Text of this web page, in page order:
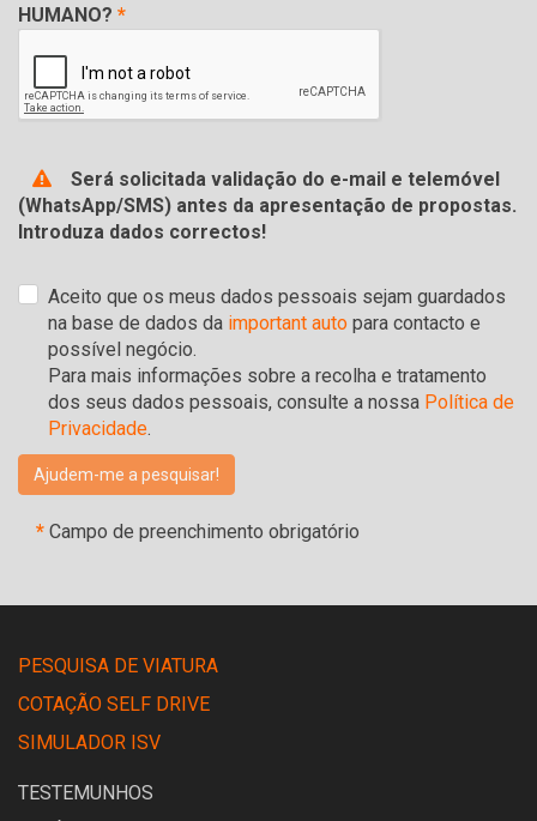
HUMANO? *
Será solicitada validação do e-mail e telemóvel
(WhatsApp/SMS) antes da apresentação de propostas.
Introduza dados correctos!
Aceito que os meus dados pessoais sejam guardados
na base de dados da important auto para contacto e
possível negócio.
Para mais informações sobre a recolha e tratamento
dos seus dados pessoais, consulte a nossa Política de
Privacidade.
* Campo de preenchimento obrigatório
PESQUISA DE VIATURA
COTAÇÃO SELF DRIVE
SIMULADOR ISV
TESTEMUNHOS